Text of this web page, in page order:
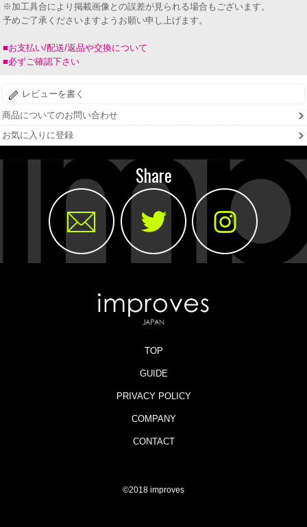
※加工具合により掲載画像との誤差が見られる場合もございます。
予めご了承くださいますようお願い申し上げます。
■お支払い/配送/返品や交換について
■必ずご確認下さい
レビューを書く
商品についてのお問い合わせ
お気に入りに登録
Share
TOP
GUIDE
PRIVACY POLICY
COMPANY
CONTACT
©2018 improves